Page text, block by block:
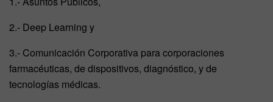
2.- Deep Learning y
3.- Comunicación Corporativa para corporaciones
farmacéuticas, de dispositivos, diagnóstico, y de
tecnologías médicas.